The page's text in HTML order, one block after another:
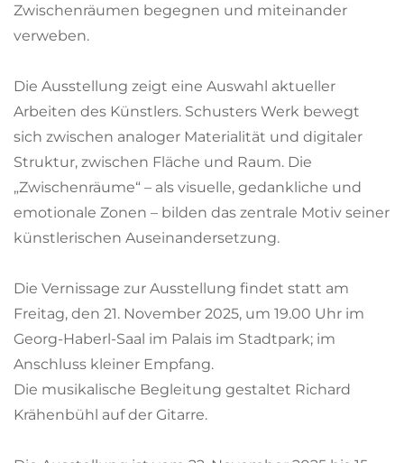
Zwischenräumen begegnen und miteinander
verweben.
Die Ausstellung zeigt eine Auswahl aktueller
Arbeiten des Künstlers. Schusters Werk bewegt
sich zwischen analoger Materialität und digitaler
Struktur, zwischen Fläche und Raum. Die
„Zwischenräume“ – als visuelle, gedankliche und
emotionale Zonen – bilden das zentrale Motiv seiner
künstlerischen Auseinandersetzung.
Die Vernissage zur Ausstellung findet statt am
Freitag, den 21. November 2025, um 19.00 Uhr im
Georg-Haberl-Saal im Palais im Stadtpark; im
Anschluss kleiner Empfang.
Die musikalische Begleitung gestaltet Richard
Krähenbühl auf der Gitarre.